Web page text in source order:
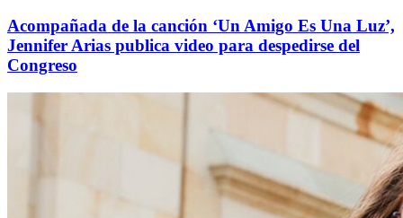
Acompañada de la canción ‘Un Amigo Es Una Luz’,
Jennifer Arias publica video para despedirse del
Congreso